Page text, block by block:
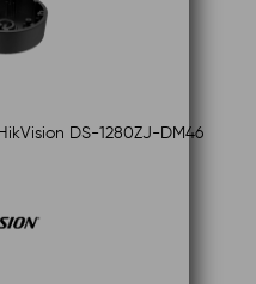
DS-1280ZJ-DM46